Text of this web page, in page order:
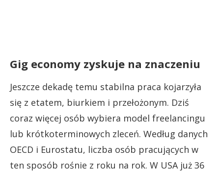
Gig economy zyskuje na znaczeniu
Jeszcze dekadę temu stabilna praca kojarzyła
się z etatem, biurkiem i przełożonym. Dziś
coraz więcej osób wybiera model freelancingu
lub krótkoterminowych zleceń. Według danych
OECD i Eurostatu, liczba osób pracujących w
ten sposób rośnie z roku na rok. W USA już 36